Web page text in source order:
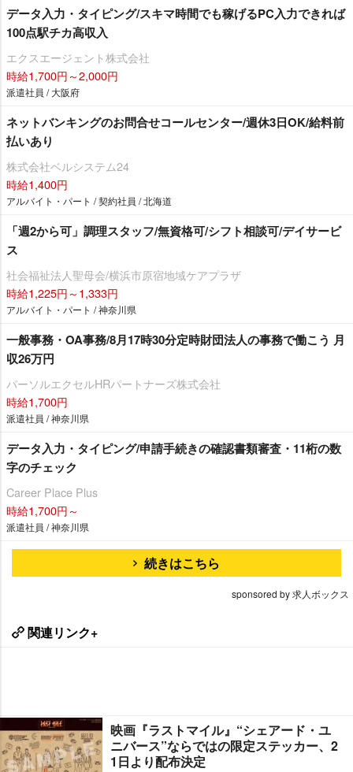
データ入力・タイピング/スキマ時間でも稼げるPC入力できれば
100点駅チカ高収入
エクスエージェント株式会社
時給1,700円～2,000円
派遣社員 / 大阪府
ネットバンキングのお問合せコールセンター/週休3日OK/給料前
払いあり
株式会社ベルシステム24
時給1,400円
アルバイト・パート / 契約社員 / 北海道
「週2から可」調理スタッフ/無資格可/シフト相談可/デイサービ
ス
社会福祉法人聖母会/横浜市原宿地域ケアプラザ
時給1,225円～1,333円
アルバイト・パート / 神奈川県
一般事務・OA事務/8月17時30分定時財団法人の事務で働こう 月
収26万円
パーソルエクセルHRパートナーズ株式会社
時給1,700円
派遣社員 / 神奈川県
データ入力・タイピング/申請手続きの確認書類審査・11桁の数
字のチェック
Career Place Plus
時給1,700円～
派遣社員 / 神奈川県
続きはこちら
sponsored by 求人ボックス
関連リンク+
映画『ラストマイル』“シェアード・ユ
ニバース”ならではの限定ステッカー、2
1日より配布決定